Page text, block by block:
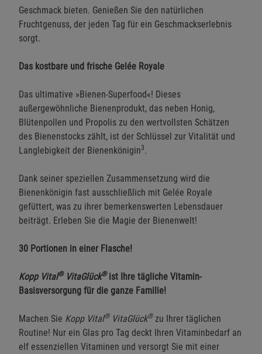
Geschmack bieten. Genießen Sie den natürlichen
Fruchtgenuss, der jeden Tag für ein Geschmackserlebnis
sorgt.
Das kostbare und frische Gelée Royale
Das ultimative »Bienen-Superfood«! Dieses
außergewöhnliche Bienenprodukt, das neben Honig,
Blütenpollen und Propolis zu den wertvollsten Schätzen
des Bienenstocks zählt, ist der Schlüssel zur Vitalität und
Langlebigkeit der Bienenkönigin3.
Dank seiner speziellen Zusammensetzung wird die
Bienenkönigin fast ausschließlich mit Gelée Royale
gefüttert, was zu ihrer bemerkenswerten Lebensdauer
beiträgt. Erleben Sie die Magie der Bienenwelt!
30 Portionen in einer Flasche!
Kopp Vital®VitaGlück®ist Ihre tägliche Vitamin-
Basisversorgung für die ganze Familie!
Machen Sie Kopp Vital®VitaGlück®zu Ihrer täglichen
Routine! Nur ein Glas pro Tag deckt Ihren Vitaminbedarf an
elf essenziellen Vitaminen und versorgt Sie mit einer